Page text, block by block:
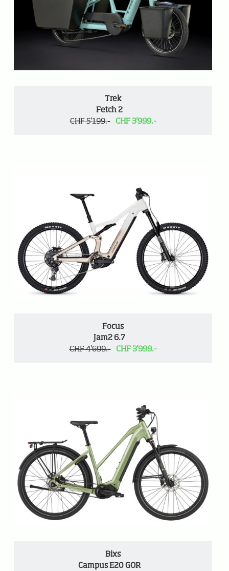
Trek
Fetch 2
CHF 5'199.-
CHF 3'999.-
Focus
Jam2 6.7
CHF 4'699.-
CHF 3'999.-
Bixs
Campus E20 GOR